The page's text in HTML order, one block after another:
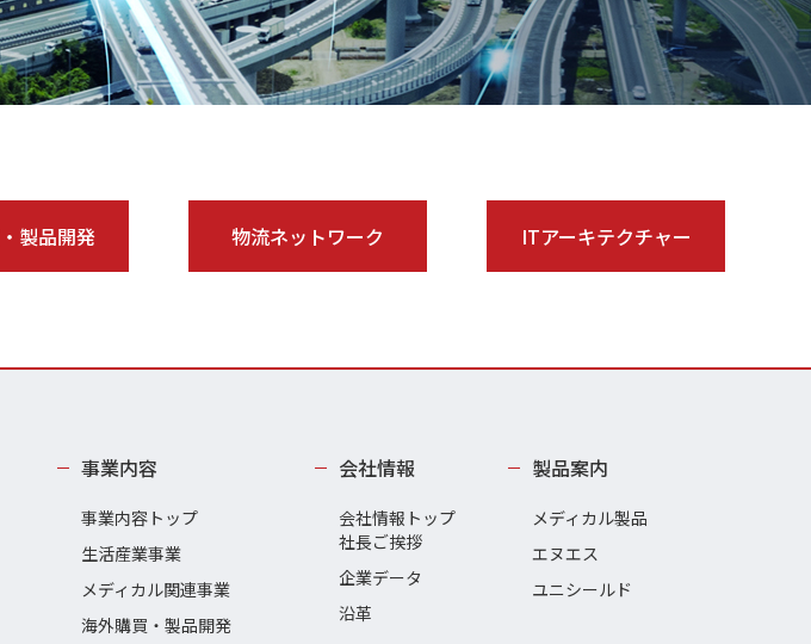
製品開発 物流ネットワーク ITアーキテクチャー
事業内容
事業内容トップ
生活産業事業
メディカル関連事業
海外購買・製品開発
会社情報
会社情報トップ
社長ご挨拶
企業データ
沿革
製品案内
メディカル製品
エヌエス
ユニシールド